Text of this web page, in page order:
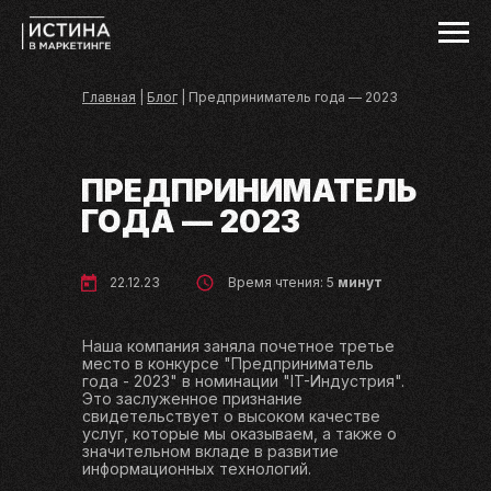
Главная Блог | Предприниматель года — 2023
ПРЕДПРИНИМАТЕЛЬ
ГОДА — 2023
22.12.23 Время чтения: 5 минут
Наша компания заняла почетное третье
место в конкурсе "Предприниматель
года - 2023" в номинации "IT-Индустрия".
Это заслуженное признание
свидетельствует о высоком качестве
услуг, которые мы оказываем, а также о
значительном вкладе в развитие
информационных технологий.